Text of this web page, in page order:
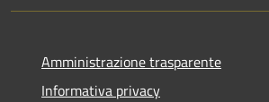
Amministrazione trasparente
Informativa privacy